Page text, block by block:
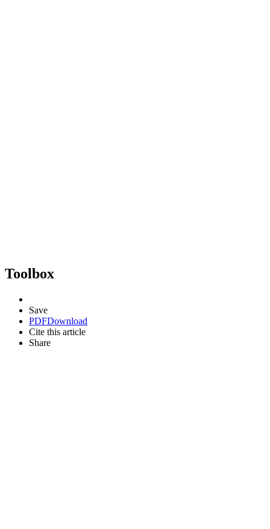
Toolbox
Save
PDFDownload
Cite this article
Share